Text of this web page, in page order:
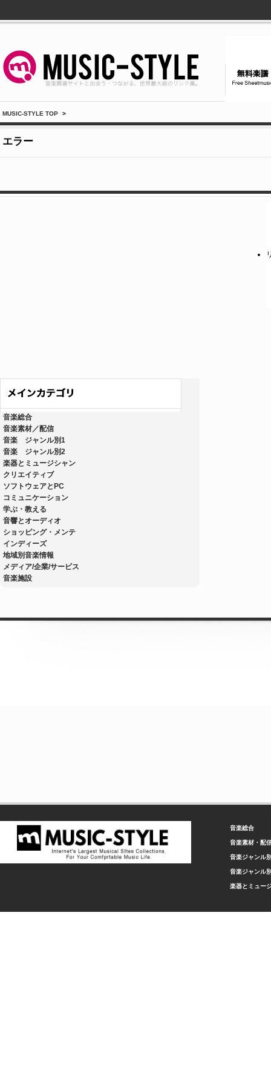
MUSIC-STYLE TOP >
エラー
音楽総合
音楽素材／配信
音楽 ジャンル別1
音楽 ジャンル別2
楽器とミュージシャン
クリエイティブ
ソフトウェアとPC
コミュニケーション
学ぶ・教える
音響とオーディオ
ショッピング・メンテ
インディーズ
地域別音楽情報
メディア/企業/サービス
音楽施設
音楽総合
音楽素材・配
音楽ジャンル
音楽ジャンル
楽器とミュー